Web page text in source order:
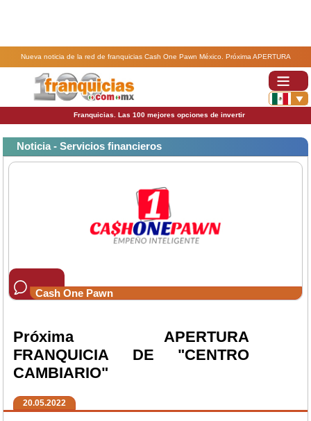
Nueva noticia de la red de franquicias Cash One Pawn México. Próxima APERTURA
FRANQUICIA DE "CENTRO CAMBIARIO".
Franquicias. Las 100 mejores opciones de invertir
Noticia - Servicios financieros
Cash One Pawn
Próxima APERTURA
FRANQUICIA DE "CENTRO
CAMBIARIO"
20.05.2022